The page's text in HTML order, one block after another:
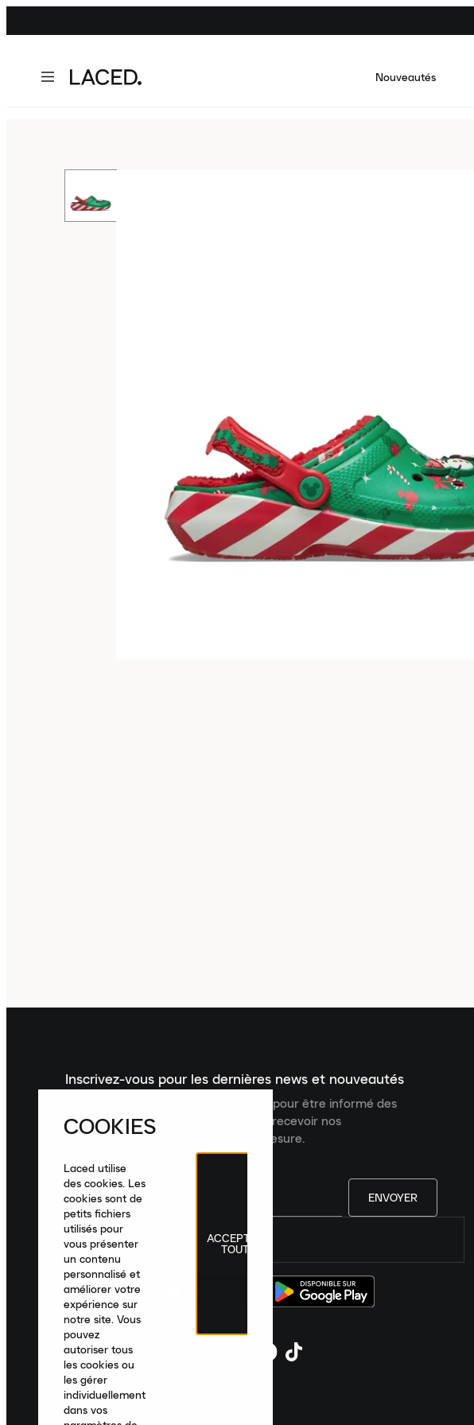
Nouveautés
Inscrivez-vous pour les dernières news et nouveautés
Inscrivez-vous à la newsletter Laced pour être informé des
dernières nouveautés, collections et recevoir nos
recommandations de produits sur mesure.
ENVOYER
France|Français
COOKIES
Laced utilise
des cookies. Les
cookies sont de
petits fichiers
utilisés pour
vous présenter
un contenu
personnalisé et
améliorer votre
expérience sur
notre site. Vous
pouvez
autoriser tous
les cookies ou
les gérer
individuellement
dans vos
ACCEPTER
TOUT